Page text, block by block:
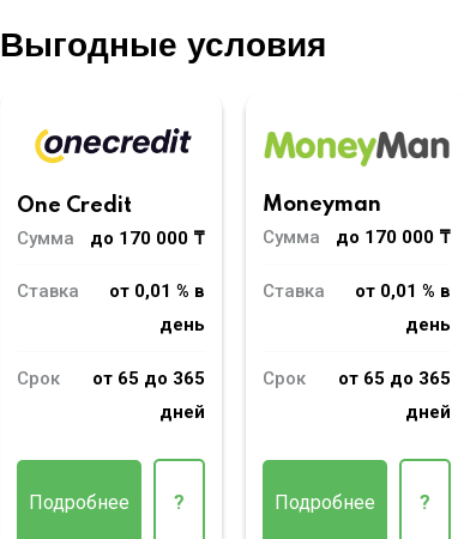
Выгодные условия
One Credit
Сумма
до 170 000 ₸
Ставка
от 0,01 % в
день
Срок
от 65 до 365
дней
Подробнее ?
Moneyman
Сумма
до 170 000 ₸
Ставка
от 0,01 % в
день
Срок
от 65 до 365
дней
Подробнее ?